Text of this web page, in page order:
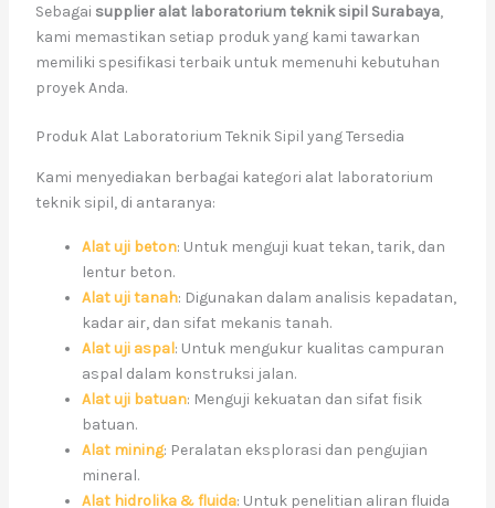
Sebagai supplier alat laboratorium teknik sipil Surabaya,
kami memastikan setiap produk yang kami tawarkan
memiliki spesifikasi terbaik untuk memenuhi kebutuhan
proyek Anda.
Produk Alat Laboratorium Teknik Sipil yang Tersedia
Kami menyediakan berbagai kategori alat laboratorium
teknik sipil, di antaranya:
Alat uji beton: Untuk menguji kuat tekan, tarik, dan
lentur beton.
Alat uji tanah: Digunakan dalam analisis kepadatan,
kadar air, dan sifat mekanis tanah.
Alat uji aspal: Untuk mengukur kualitas campuran
aspal dalam konstruksi jalan.
Alat uji batuan: Menguji kekuatan dan sifat fisik
batuan.
Alat mining: Peralatan eksplorasi dan pengujian
mineral.
Alat hidrolika & fluida: Untuk penelitian aliran fluida